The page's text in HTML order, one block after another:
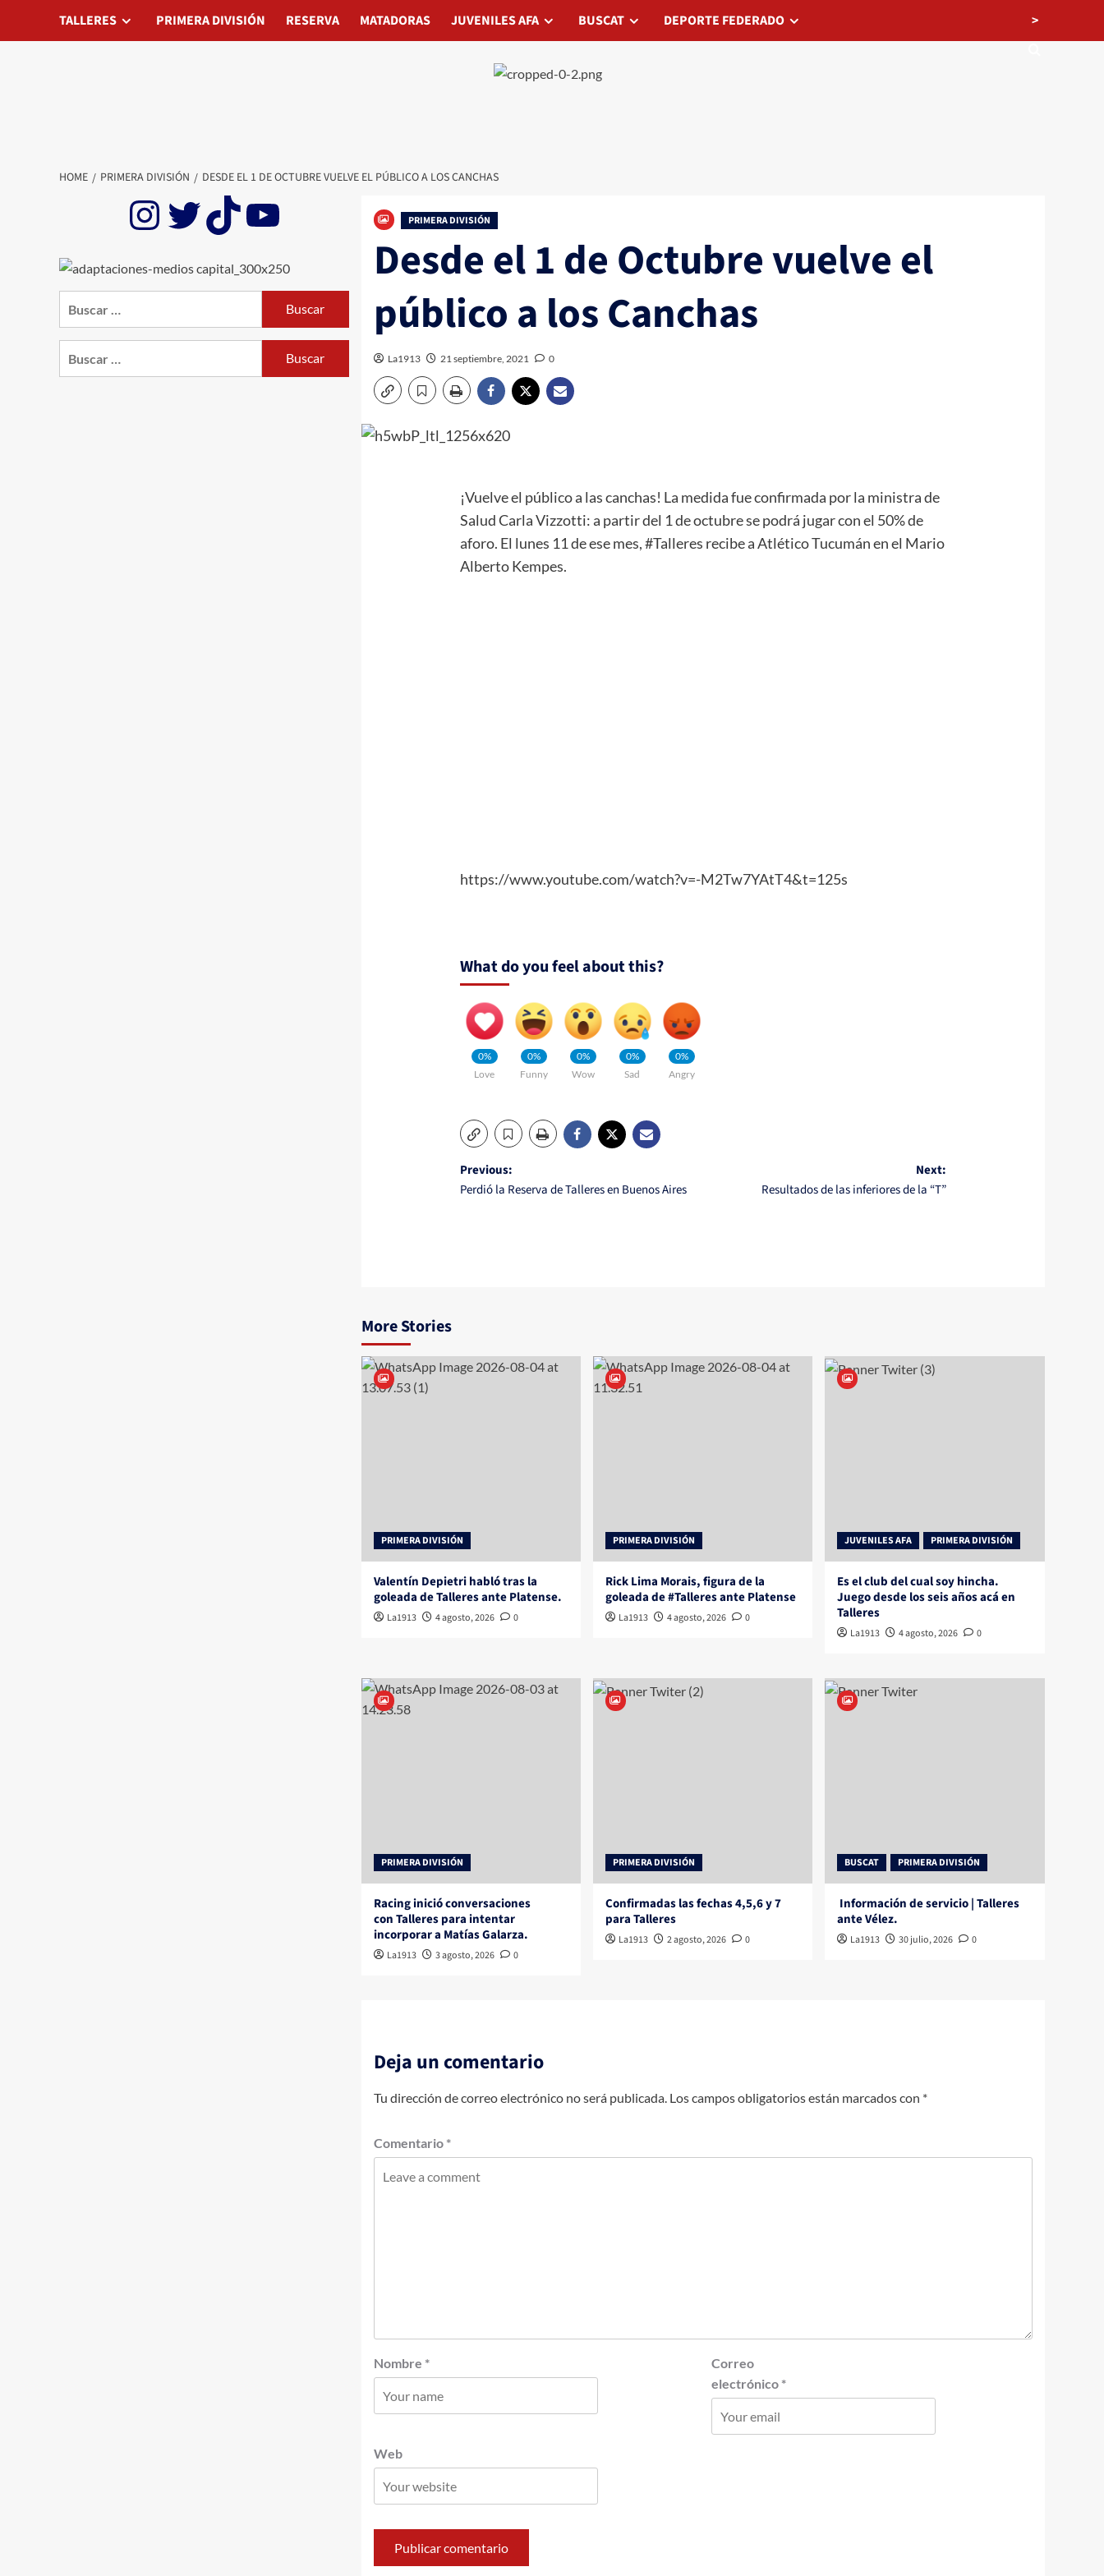
TALLERES PRIMERA DIVISIÓN RESERVA MATADORAS JUVENILES AFA BUSCAT DEPORTE FEDERADO
TALLERES PRIMERA DIVISIÓN RESERVA MATADORAS JUVENILES AFA BUSCAT DEPORTE FEDERADO >
HOME PRIMERA DIVISIÓN DESDE EL 1 DE OCTUBRE VUELVE EL PÚBLICO A LOS CANCHAS
PRIMERA DIVISIÓN
Desde el 1 de Octubre vuelve el
público a los Canchas
La1913 21 septiembre, 2021 0
¡Vuelve el público a las canchas! La medida fue confirmada por la ministra de
Salud Carla Vizzotti: a partir del 1 de octubre se podrá jugar con el 50% de
aforo. El lunes 11 de ese mes,#Talleres recibe a Atlético Tucumán en el Mario
Alberto Kempes.
https://www.youtube.com/watch?v=-M2Tw7YAtT4&t=125s
What do you feel about this?
0%
Love
0%
Funny
0%
Wow
0%
Sad
0%
Angry
Post
Previous:
Perdió la Reserva de Talleres en Buenos Aires
Next:
Resultados de las inferiores de la “T”
More Stories
PRIMERA DIVISIÓN
Valentín Depietri habló tras la
goleada de Talleres ante Platense.
La1913 4 agosto, 2026 0
PRIMERA DIVISIÓN
Rick Lima Morais, figura de la
goleada de #Talleres ante Platense
La1913 4 agosto, 2026 0
JUVENILES AFA PRIMERA DIVISIÓN
Es el club del cual soy hincha.
Juego desde los seis años acá en
Talleres
La1913 4 agosto, 2026 0
PRIMERA DIVISIÓN
Racing inició conversaciones
con Talleres para intentar
incorporar a Matías Galarza.
La1913 3 agosto, 2026 0
PRIMERA DIVISIÓN
Confirmadas las fechas 4,5,6 y 7
para Talleres
La1913 2 agosto, 2026 0
BUSCAT PRIMERA DIVISIÓN
Información de servicio | Talleres
ante Vélez.
La1913 30 julio, 2026 0
Deja un comentario
Tu dirección de correo electrónico no será publicada. Los campos obligatorios están marcados con *
Comentario *
Nombre *
Correo
electrónico *
Web
Instagram
Twitter
TikTok
YouTube